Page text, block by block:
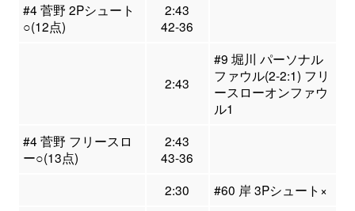
#4 菅野 2Pシュート
○(12点)
2:43
42-36
2:43
#9 堀川 パーソナル
ファウル(2-2:1) フリ
ースローオンファウ
ル1
#4 菅野 フリースロ
ー○(13点)
2:43
43-36
2:30
#60 岸 3Pシュート×